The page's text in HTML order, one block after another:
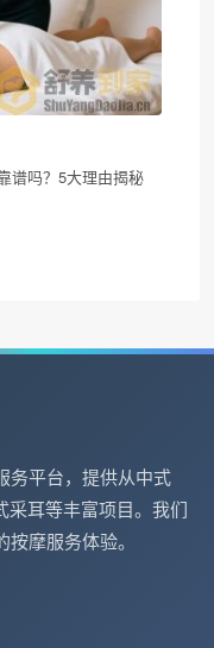
谱吗？5大理由揭秘
务平台，提供从中式
采耳等丰富项目。我们
摩服务体验。